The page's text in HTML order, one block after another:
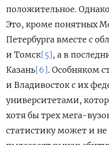
положительное.
Это, кроме понятных
Петербурга вместе с
и Томск[5], а в
Казань[6]. Особняком
и Владивосток с их
университетами,
хотя бы трех мега-
статистику может и